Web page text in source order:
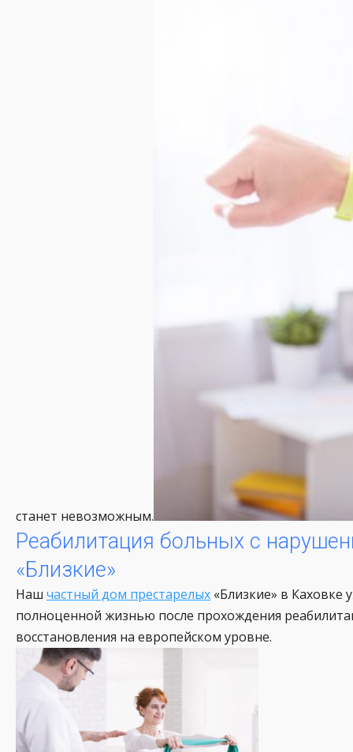
станет невозможным.
Реабилитация больных с
«Близкие»
Наш частный дом престарелых «Близкие» в Каховке
полноценной жизнью после прохождения
восстановления на европейском уровне.